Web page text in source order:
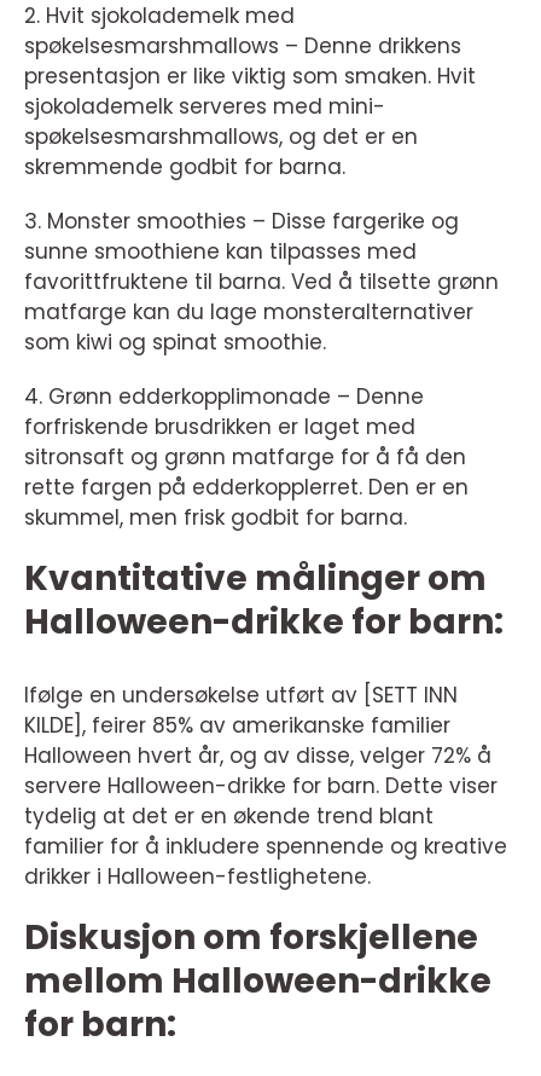
2. Hvit sjokolademelk med
spøkelsesmarshmallows – Denne drikkens
presentasjon er like viktig som smaken. Hvit
sjokolademelk serveres med mini-
spøkelsesmarshmallows, og det er en
skremmende godbit for barna.
3. Monster smoothies – Disse fargerike og
sunne smoothiene kan tilpasses med
favorittfruktene til barna. Ved å tilsette grønn
matfarge kan du lage monsteralternativer
som kiwi og spinat smoothie.
4. Grønn edderkopplimonade – Denne
forfriskende brusdrikken er laget med
sitronsaft og grønn matfarge for å få den
rette fargen på edderkopplerret. Den er en
skummel, men frisk godbit for barna.
Kvantitative målinger om
Halloween-drikke for barn:
Ifølge en undersøkelse utført av [SETT INN
KILDE], feirer 85% av amerikanske familier
Halloween hvert år, og av disse, velger 72% å
servere Halloween-drikke for barn. Dette viser
tydelig at det er en økende trend blant
familier for å inkludere spennende og kreative
drikker i Halloween-festlighetene.
Diskusjon om forskjellene
mellom Halloween-drikke
for barn: